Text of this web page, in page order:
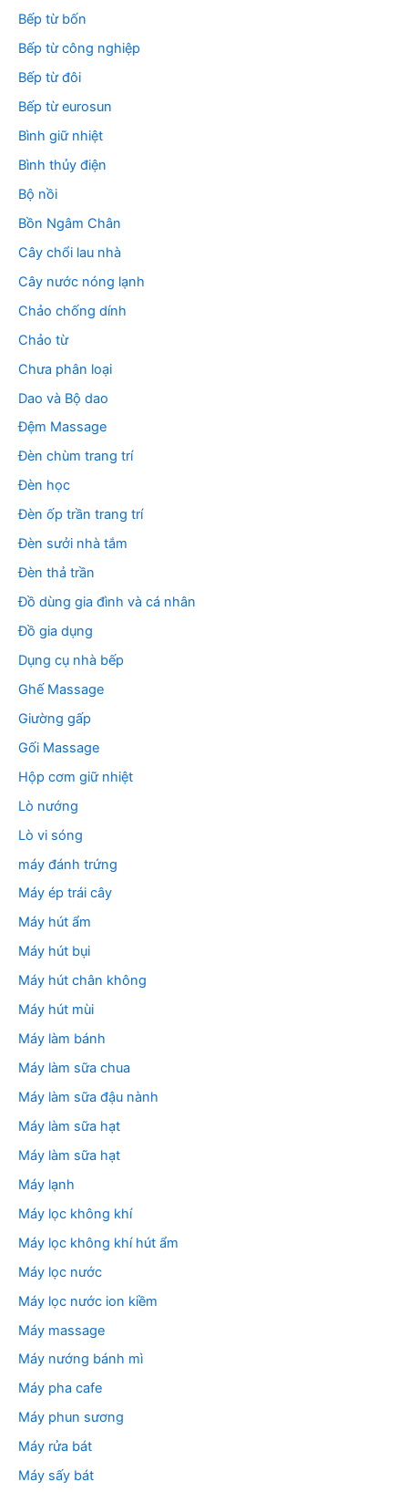
Bếp từ bốn
Bếp từ công nghiệp
Bếp từ đôi
Bếp từ eurosun
Bình giữ nhiệt
Bình thủy điện
Bộ nồi
Bồn Ngâm Chân
Cây chổi lau nhà
Cây nước nóng lạnh
Chảo chống dính
Chảo từ
Chưa phân loại
Dao và Bộ dao
Đệm Massage
Đèn chùm trang trí
Đèn học
Đèn ốp trần trang trí
Đèn sưởi nhà tắm
Đèn thả trần
Đồ dùng gia đình và cá nhân
Đồ gia dụng
Dụng cụ nhà bếp
Ghế Massage
Giường gấp
Gối Massage
Hộp cơm giữ nhiệt
Lò nướng
Lò vi sóng
máy đánh trứng
Máy ép trái cây
Máy hút ẩm
Máy hút bụi
Máy hút chân không
Máy hút mùi
Máy làm bánh
Máy làm sữa chua
Máy làm sữa đậu nành
Máy làm sữa hạt
Máy làm sữa hạt
Máy lạnh
Máy lọc không khí
Máy lọc không khí hút ẩm
Máy lọc nước
Máy lọc nước ion kiềm
Máy massage
Máy nướng bánh mì
Máy pha cafe
Máy phun sương
Máy rửa bát
Máy sấy bát